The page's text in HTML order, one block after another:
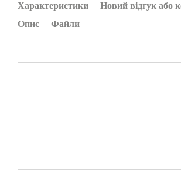
Характеристики
Новий відгук або
Опис
Файли